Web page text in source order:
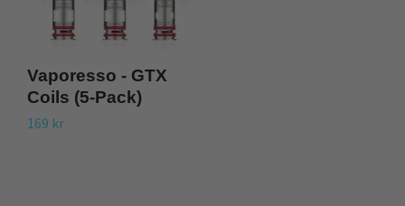
Vaporesso - GTX
Coils (5-Pack)
169 kr